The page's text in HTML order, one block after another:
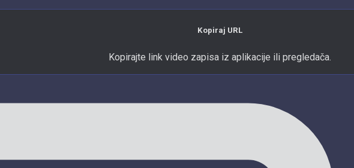
Kopiraj URL
Kopirajte link video zapisa iz aplikacije ili pregledača.